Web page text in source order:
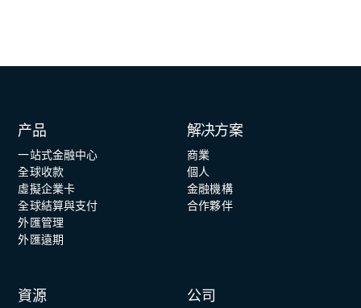
产品
一站式金融中心
全球收款
虛擬企業卡
全球結算與支付
外匯管理
外匯遠期
解决方案
商業
個人
金融機構
合作夥伴
資源 公司